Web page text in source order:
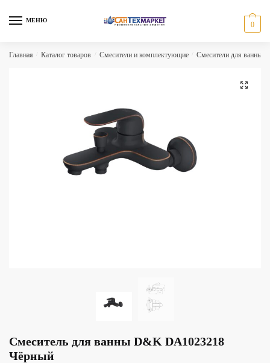
МЕНЮ
0
Главная Каталог товаров Смесители и комплектующие Смесители для ванны
🔍
Смеситель для ванны D&K DA1023218
Чёрный